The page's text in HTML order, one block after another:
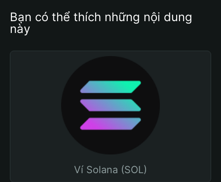
Bạn có thể thích những nội dung
này
Ví Solana (SOL)